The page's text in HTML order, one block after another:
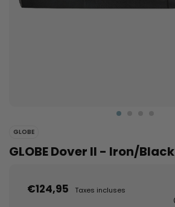
GLOBE
GLOBE Dover II - Iron/Black
€124,95 Taxes incluses